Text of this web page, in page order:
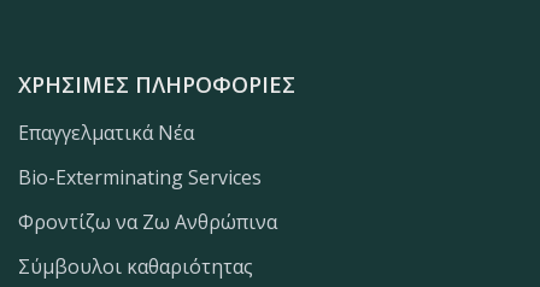
ΧΡΉΣΙΜΕΣ ΠΛΗΡΟΦΟΡΊΕΣ
Επαγγελματικά Νέα
Bio-Exterminating Services
Φροντίζω να Ζω Ανθρώπινα
Σύμβουλοι καθαριότητας